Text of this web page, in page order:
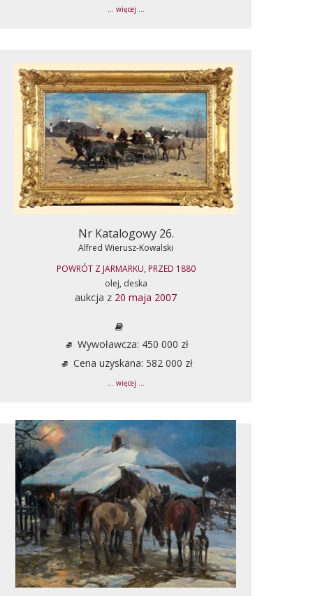
... więcej ...
Nr Katalogowy 26.
Alfred Wierusz-Kowalski
POWRÓT Z JARMARKU, PRZED 1880
olej, deska
aukcja z 20 maja 2007
Wywoławcza: 450 000 zł
Cena uzyskana: 582 000 zł
... więcej ...